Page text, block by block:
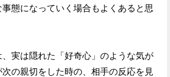
態になっていく場合もよくあると思
実は隠れた「好奇心」のような気が
の親切をした時の、相手の反応を見